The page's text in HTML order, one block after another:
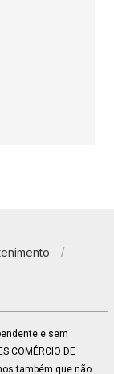
e sem
COMÉRCIO DE
também que não